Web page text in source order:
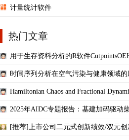
计量统计软件
热门文章
用于生存资料分析的R软件
时间序列分析在空气污染与健康领域的
Hamiltonian Chaos and Fractional
2025年AIDC专题报告：基建加码驱动
[推荐]上市公司二元式创新绩效/双元创